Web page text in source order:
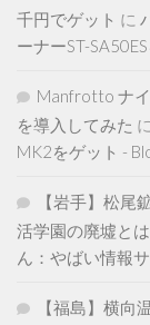
千円でゲット に
ーナーST-
Manfrotto ナ
を導入してみた に
MK2をゲット -
【岩手】松尾
活学園の廃墟と
ん：やばい情報
【福島】横向